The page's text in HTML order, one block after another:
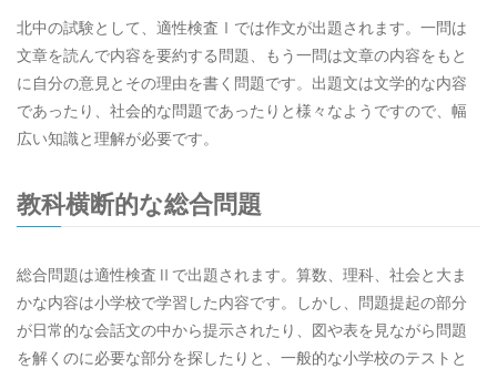
北中の試験として、適性検査Ⅰでは作文が出題されます。一問は
文章を読んで内容を要約する問題、もう一問は文章の内容をもと
に自分の意見とその理由を書く問題です。出題文は文学的な内容
であったり、社会的な問題であったりと様々なようですので、幅
広い知識と理解が必要です。
教科横断的な総合問題
総合問題は適性検査Ⅱで出題されます。算数、理科、社会と大ま
かな内容は小学校で学習した内容です。しかし、問題提起の部分
が日常的な会話文の中から提示されたり、図や表を見ながら問題
を解くのに必要な部分を探したりと、一般的な小学校のテストと